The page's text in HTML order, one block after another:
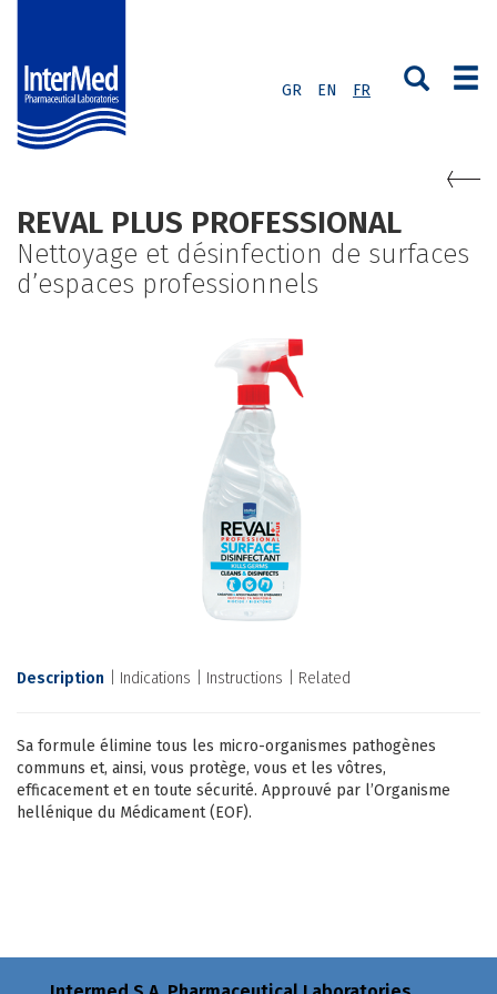
GR EN FR
REVAL PLUS PROFESSIONAL
Nettoyage et désinfection de surfaces
d’espaces professionnels
Description Indications Instructions Related
Sa formule élimine tous les micro-organismes pathogènes
communs et, ainsi, vous protège, vous et les vôtres,
efficacement et en toute sécurité. Approuvé par l’Organisme
hellénique du Médicament (EOF).